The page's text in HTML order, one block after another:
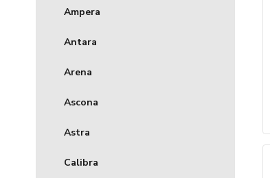
Ampera
Antara
Arena
Ascona
Astra
Calibra